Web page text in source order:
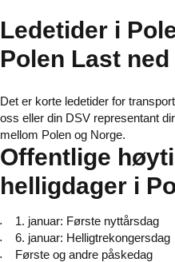
Ledetider i
Polen Last
Det er korte ledetider for
oss eller din DSV representant
mellom Polen og Norge.
Offentlige
helligdager i
1. januar: Første nyttårsdag
6. januar: Helligtrekongersdag
Første og andre påskedag